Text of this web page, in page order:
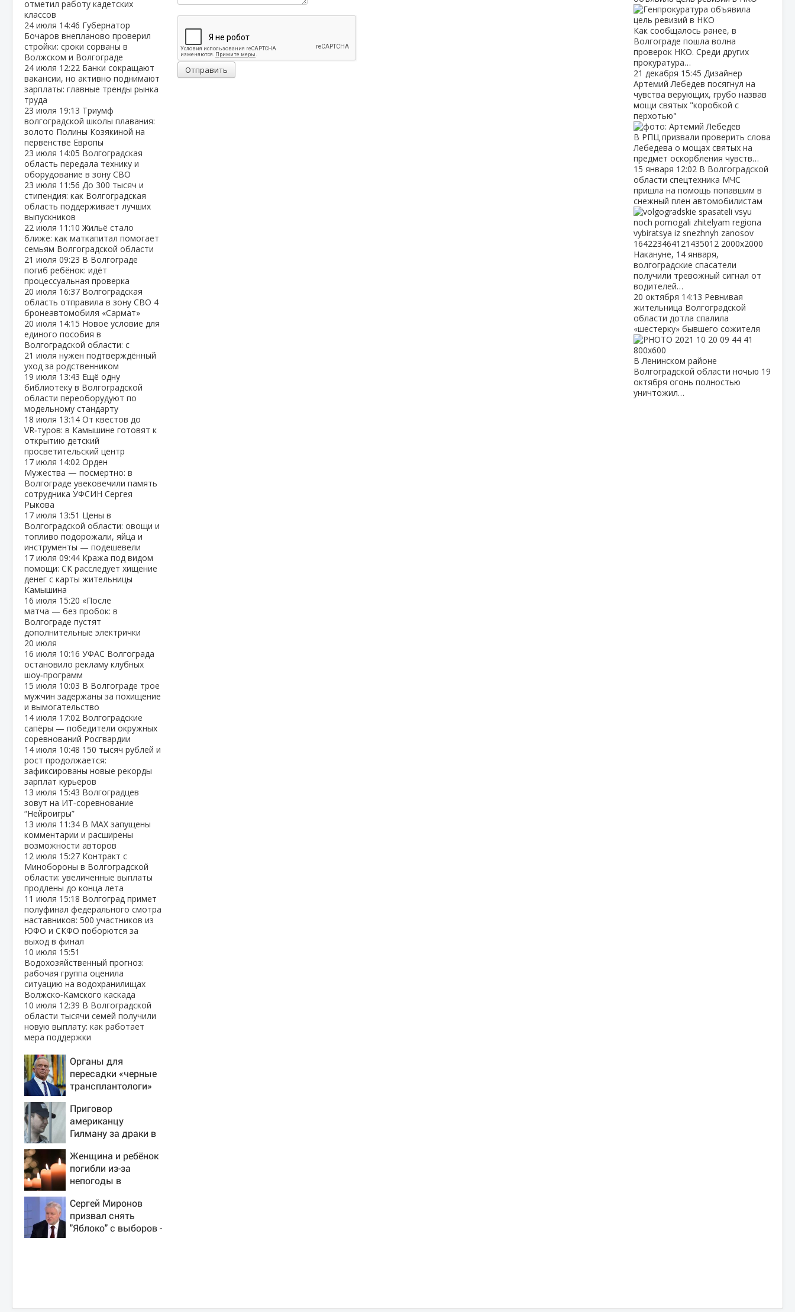
отметил работу кадетских
классов
24 июля 14:46 Губернатор
Бочаров внепланово проверил
стройки: сроки сорваны в
Волжском и Волгограде
24 июля 12:22 Банки сокращают
вакансии, но активно поднимают
зарплаты: главные тренды рынка
труда
23 июля 19:13 Триумф
волгоградской школы плавания:
золото Полины Козякиной на
первенстве Европы
23 июля 14:05 Волгоградская
область передала технику и
оборудование в зону СВО
23 июля 11:56 До 300 тысяч и
стипендия: как Волгоградская
область поддерживает лучших
выпускников
22 июля 11:10Жильё стало
ближе: как маткапитал помогает
семьям Волгоградской области
21 июля 09:23 В Волгограде
погиб ребёнок: идёт
процессуальная проверка
20 июля 16:37 Волгоградская
область отправила в зону СВО 4
бронеавтомобиля «Сармат»
20 июля 14:15 Новое условие для
единого пособия в
Волгоградской области: с
21 июля нужен подтверждённый
уход за родственником
19 июля 13:43 Ещё одну
библиотеку в Волгоградской
области переоборудуют по
модельному стандарту
18 июля 13:14 От квестов до
VR‑туров: в Камышине готовят к
открытию детский
просветительский центр
17 июля 14:02 Орден
Мужества — посмертно: в
Волгограде увековечили память
сотрудника УФСИН Сергея
Рыкова
17 июля 13:51 Цены в
Волгоградской области: овощи и
топливо подорожали, яйца и
инструменты — подешевели
17 июля 09:44 Кража под видом
помощи: СК расследует хищение
денег с карты жительницы
Камышина
16 июля 15:20 «После
матча — без пробок: в
Волгограде пустят
дополнительные электрички
20 июля
16 июля 10:16 УФАС Волгограда
остановило рекламу клубных
шоу‑программ
15 июля 10:03 В Волгограде трое
мужчин задержаны за похищение
и вымогательство
14 июля 17:02 Волгоградские
сапёры — победители окружных
соревнований Росгвардии
14 июля 10:48 150 тысяч рублей и
рост продолжается:
зафиксированы новые рекорды
зарплат курьеров
13 июля 15:43 Волгоградцев
зовут на ИТ‑соревнование
“Нейроигры”
13 июля 11:34 В МАХ запущены
комментарии и расширены
возможности авторов
12 июля 15:27 Контракт с
Минобороны в Волгоградской
области: увеличенные выплаты
продлены до конца лета
11 июля 15:18 Волгоград примет
полуфинал федерального смотра
наставников: 500 участников из
ЮФО и СКФО поборются за
выход в финал
10 июля 15:51
Водохозяйственный прогноз:
рабочая группа оценила
ситуацию на водохранилищах
Волжско‑Камского каскада
10 июля 12:39 В Волгоградской
области тысячи семей получили
новую выплату: как работает
мера поддержки
Органы для
пересадки «черные
трансплантологи»
живых пациентов
Приговор
американцу
Гилману за драки в
потребовали
ужесточить -
Новости на Вести.ru
Женщина и ребёнок
погибли из-за
непогоды в
Сергей Миронов
призвал снять
"Яблоко" с выборов -
Отправить
Как сообщалось ранее, в
Волгограде пошла волна
проверок НКО. Среди других
прокуратура…
21 декабря 15:45 Дизайнер
Артемий Лебедев посягнул на
чувства верующих, грубо назвав
мощи святых "коробкой с
перхотью"
В РПЦ призвали проверить слова
Лебедева о мощах святых на
предмет оскорбления чувств…
15 января 12:02 В Волгоградской
области спецтехника МЧС
пришла на помощь попавшим в
снежный плен автомобилистам
Накануне, 14 января,
волгоградские спасатели
получили тревожный сигнал от
водителей…
20 октября 14:13 Ревнивая
жительница Волгоградской
области дотла спалила
«шестерку» бывшего сожителя
В Ленинском районе
Волгоградской области ночью 19
октября огонь полностью
уничтожил…